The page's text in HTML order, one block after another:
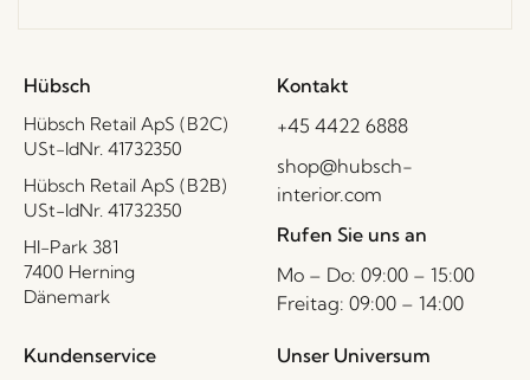
Hübsch
Hübsch Retail ApS (B2C)
USt-IdNr. 41732350
Hübsch Retail ApS (B2B)
USt-IdNr. 41732350
HI-Park 381
7400 Herning
Dänemark
Kontakt
+45 4422 6888
shop@hubsch-
interior.com
Rufen Sie uns an
Mo – Do: 09:00 – 15:00
Freitag: 09:00 – 14:00
Kundenservice Unser Universum